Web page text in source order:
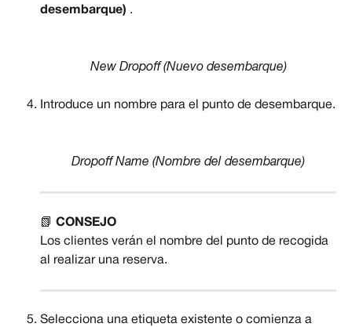
desembarque) .
New Dropoff (Nuevo desembarque)
Introduce un nombre para el punto de desembarque.
Dropoff Name (Nombre del desembarque)
📗 CONSEJO
Los clientes verán el nombre del punto de recogida
al realizar una reserva.
Selecciona una etiqueta existente o comienza a